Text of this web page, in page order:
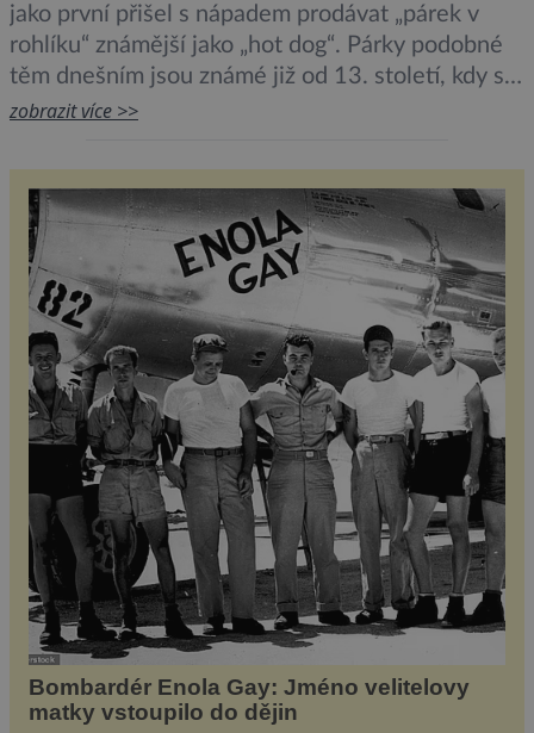
jako první přišel s nápadem prodávat „párek v
rohlíku“ známější jako „hot dog“. Párky podobné
těm dnešním jsou známé již od 13. století, kdy se
objevily v německém Frankfurtu. Ovšem
objevili na slavnosti spojené s korunovací
Maxmiliána […]
zobrazit více >>
Bombardér Enola Gay: Jméno velitelovy
matky vstoupilo do dějin